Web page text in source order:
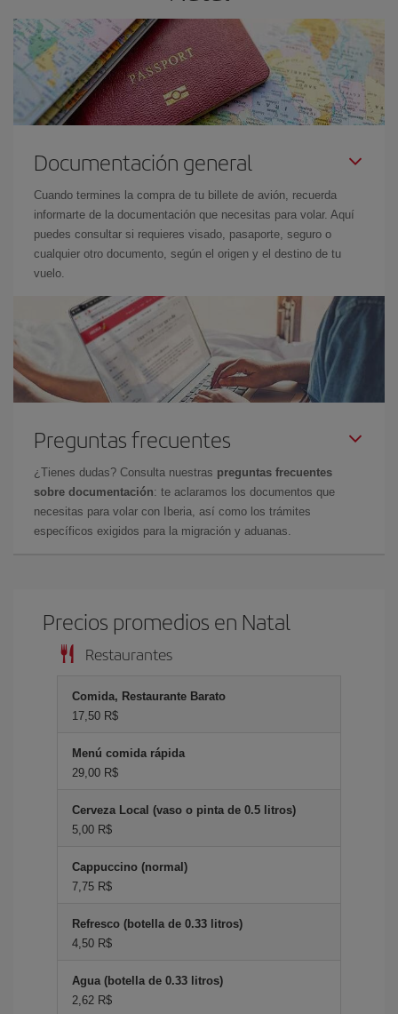
Documentación general
Cuando termines la compra de tu billete de avión, recuerda
informarte de la documentación que necesitas para volar. Aquí
puedes consultar si requieres visado, pasaporte, seguro o
cualquier otro documento, según el origen y el destino de tu
vuelo.
Preguntas frecuentes
¿Tienes dudas? Consulta nuestras preguntas frecuentes
sobre documentación: te aclaramos los documentos que
necesitas para volar con Iberia, así como los trámites
específicos exigidos para la migración y aduanas.
Precios promedios en Natal
Restaurantes
Comida, Restaurante Barato
17,50 R$
Menú comida rápida
29,00 R$
Cerveza Local (vaso o pinta de 0.5 litros)
5,00 R$
Cappuccino (normal)
7,75 R$
Refresco (botella de 0.33 litros)
4,50 R$
Agua (botella de 0.33 litros)
2,62 R$